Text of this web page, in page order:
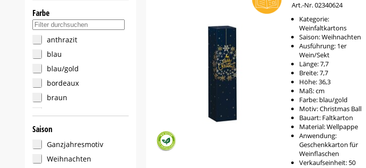
Farbe
Suche in Farbe-Filter
anthrazit
blau
blau/gold
bordeaux
braun
natur
rot
schwarz
Saison
Ganzjahresmotiv
Weihnachten
Art.-Nr. 02340624
Kategorie:
Weinfaltkartons
Saison: Weihnachten
Ausführung: 1er
Wein/Sekt
Länge: 7,7
Breite: 7,7
Höhe: 36,3
Maß: cm
Farbe: blau/gold
Motiv: Christmas Ball
Bauart: Faltkarton
Material: Wellpappe
Anwendung:
Geschenkkarton für
Weinflaschen
Verkaufseinheit: 50